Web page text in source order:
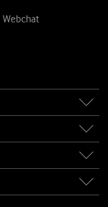
Webchat